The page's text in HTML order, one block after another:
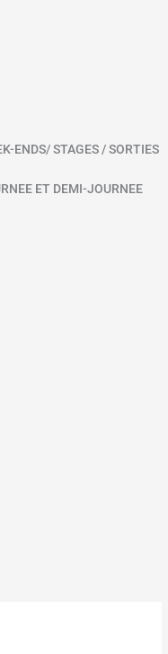
ENDS/ STAGES / SORTIES
ET DEMI-JOURNEE